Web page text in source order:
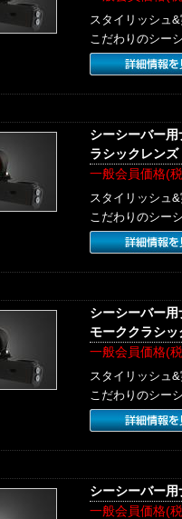
スタイリッシュ
こだわりのシー
シーシーバー
ラシックレンズ
一般会員価格(
スタイリッシュ
こだわりのシー
シーシーバー
モーククラシッ
一般会員価格(
スタイリッシュ
こだわりのシー
シーシーバー
一般会員価格(